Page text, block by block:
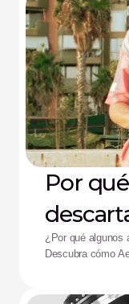
Por
¿Por qué algunos
Descubra cómo